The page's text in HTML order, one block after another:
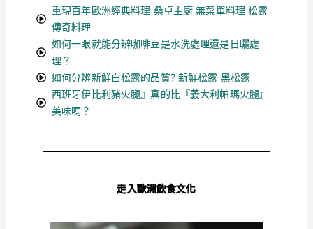
重現百年歐洲經典料理 桑卓主廚 無菜單料理 松露
傳奇料理
如何一眼就能分辨咖啡豆是水洗處理還是日曬處
理？
如何分辨新鮮白松露的品質? 新鮮松露 黑松露
西班牙伊比利豬火腿』真的比『義大利帕瑪火腿』
美味嗎？
走入歐洲飲食文化